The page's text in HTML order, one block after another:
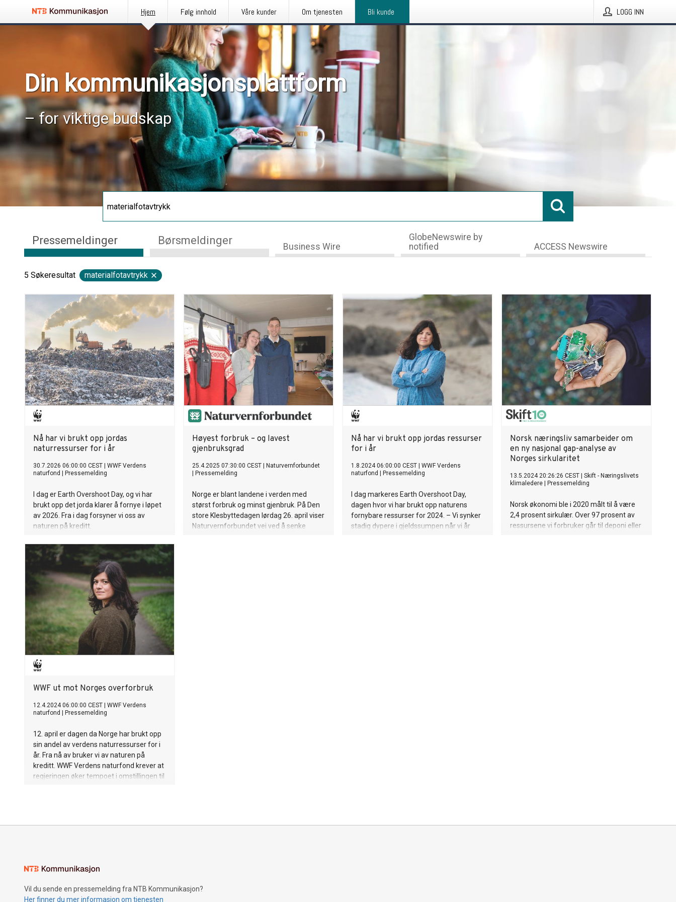
Hjem Følg innhold Våre kunder Om tjenesten Bli kunde LOGG INN
Din kommunikasjonsplattform
– for viktige budskap
Pressemeldinger Børsmeldinger Business Wire
GlobeNewswire by
notified
ACCESS Newswire
5 Søkeresultat materialfotavtrykk
Nå har vi brukt opp jordas
naturressurser for i år
30.7.2026 06:00:00 CEST
WWF Verdens
naturfond
Pressemelding
I dag er Earth Overshoot Day, og vi har
brukt opp det jorda klarer å fornye i løpet
av 2026. Fra i dag forsyner vi oss av
naturen på kreditt.
Høyest forbruk – og lavest
gjenbruksgrad
25.4.2025 07:30:00 CEST
Naturvernforbundet
Pressemelding
Norge er blant landene i verden med
størst forbruk og minst gjenbruk. På Den
store Klesbyttedagen lørdag 26. april viser
Naturvernforbundet vei ved å senke
Nå har vi brukt opp jordas ressurser
for i år
1.8.2024 06:00:00 CEST
WWF Verdens
naturfond
Pressemelding
I dag markeres Earth Overshoot Day,
dagen hvor vi har brukt opp naturens
fornybare ressurser for 2024. – Vi synker
stadig dypere i gjeldssumpen når vi år
Norsk næringsliv samarbeider om
en ny nasjonal gap-analyse av
Norges sirkularitet
13.5.2024 20:26:26 CEST
Skift - Næringslivets
klimaledere
Pressemelding
Norsk økonomi ble i 2020 målt til å være
2,4 prosent sirkulær. Over 97 prosent av
ressursene vi forbruker går til deponi eller
WWF ut mot Norges overforbruk
12.4.2024 06:00:00 CEST
WWF Verdens
naturfond
Pressemelding
12. april er dagen da Norge har brukt opp
sin andel av verdens naturressurser for i
år. Fra nå av bruker vi av naturen på
kreditt. WWF Verdens naturfond krever at
regjeringen øker tempoet i omstillingen til
Vil du sende en pressemelding fra NTB Kommunikasjon?
Her finner du mer informasjon om tjenesten